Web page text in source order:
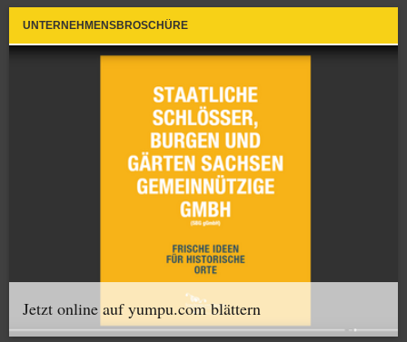
UNTERNEHMENSBROSCHÜRE
Jetzt online auf yumpu.com blättern